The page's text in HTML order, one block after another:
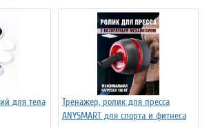
для тела
Тренажер, ролик для пресса
ANYSMART для спорта и фитнеса